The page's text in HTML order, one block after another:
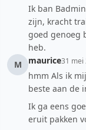
Ik ban
zijn, kracht
goed genoeg
heb.
M
maurice31 mei
hmm Als ik
beste aan de
Ik ga eens
eruit pakken